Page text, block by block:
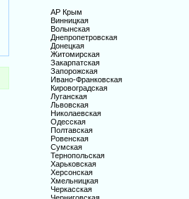
АР Крым
Винницкая
Волынская
Днепропетровская
Донецкая
Житомирская
Закарпатская
Запорожская
Ивано-Франковская
Кировоградская
Луганская
Львовская
Николаевская
Одесская
Полтавская
Ровенская
Сумская
Тернопольская
Харьковская
Херсонская
Хмельницкая
Черкасская